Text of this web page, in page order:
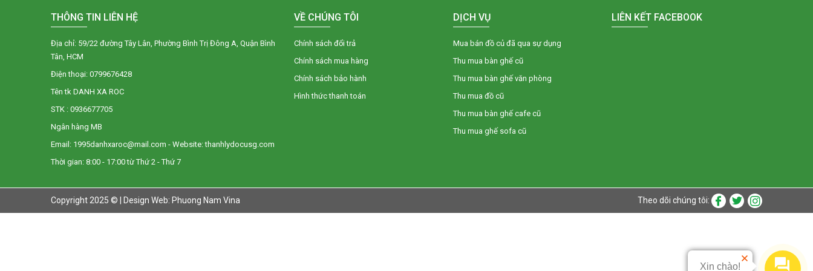
THÔNG TIN LIÊN HỆ
Địa chỉ: 59/22 đường Tây Lân, Phường Bình Trị Đông A, Quận Bình
Tân, HCM
Điện thoại: 0799676428
Tên tk DANH XA ROC
STK : 0936677705
Ngân hàng MB
Email: 1995danhxaroc@mail.com - Website: thanhlydocusg.com
Thời gian: 8:00 - 17:00 từ Thứ 2 - Thứ 7
VỀ CHÚNG TÔI
Chính sách đổi trả
Chính sách mua hàng
Chính sách bảo hành
Hình thức thanh toán
DỊCH VỤ
Mua bán đồ củ đã qua sự dụng
Thu mua bàn ghế cũ
Thu mua bàn ghế văn phòng
Thu mua đồ cũ
Thu mua bàn ghế cafe cũ
Thu mua ghế sofa cũ
LIÊN KẾT FACEBOOK
Copyright 2025 © | Design Web: Phuong Nam Vina Theo dõi chúng tôi:
Xin chào!